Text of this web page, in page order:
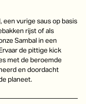
een vurige saus op basis
rijst of als
Sambal in een
de pittige kick
met de beroemde
en doordacht
planeet.